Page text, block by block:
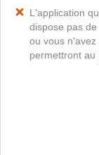
L'application
dispose pas
ou vous
permettront au